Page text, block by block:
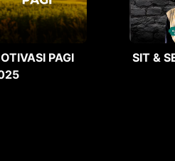
PAGI
SIT &